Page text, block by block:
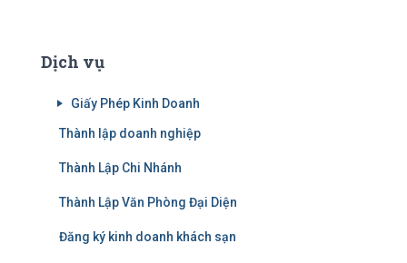
Dịch vụ
Giấy Phép Kinh Doanh
Thành lập doanh nghiệp
Thành Lập Chi Nhánh
Thành Lập Văn Phòng Đại Diện
Đăng ký kinh doanh khách sạn